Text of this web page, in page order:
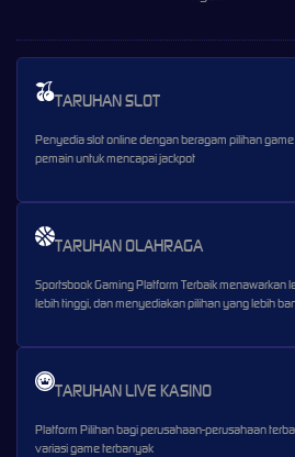
TARUHAN SLOT
Penyedia slot online dengan beragam pilihan
pemain untuk mencapai jackpot
TARUHAN OLAHRAGA
Sportsbook Gaming Platform Terbaik menawarkan
lebih tinggi, dan menyediakan pilihan yang lebih
TARUHAN LIVE KASINO
Platform Pilihan bagi perusahaan-perusahaan
variasi game terbanyak